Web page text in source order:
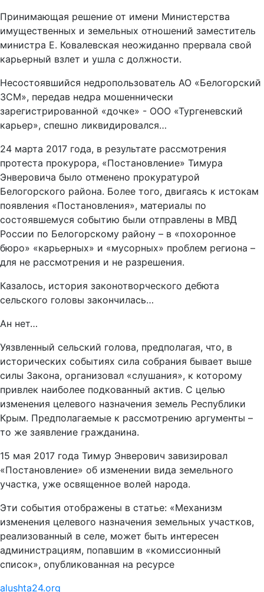
Принимающая решение от имени Министерства
имущественных и земельных отношений заместитель
министра Е. Ковалевская неожиданно прервала свой
карьерный взлет и ушла с должности.
Несостоявшийся недропользователь АО «Белогорский
ЗСМ», передав недра мошеннически
зарегистрированной «дочке» - ООО «Тургеневский
карьер», спешно ликвидировался…
24 марта 2017 года, в результате рассмотрения
протеста прокурора, «Постановление» Тимура
Энверовича было отменено прокуратурой
Белогорского района. Более того, двигаясь к истокам
появления «Постановления», материалы по
состоявшемуся событию были отправлены в МВД
России по Белогорскому району – в «похоронное
бюро» «карьерных» и «мусорных» проблем региона –
для не рассмотрения и не разрешения.
Казалось, история законотворческого дебюта
сельского головы закончилась…
Ан нет…
Уязвленный сельский голова, предполагая, что, в
исторических событиях сила собрания бывает выше
силы Закона, организовал «слушания», к которому
привлек наиболее подкованный актив. С целью
изменения целевого назначения земель Республики
Крым. Предполагаемые к рассмотрению аргументы –
то же заявление гражданина.
15 мая 2017 года Тимур Энверович завизировал
«Постановление» об изменении вида земельного
участка, уже освященное волей народа.
Эти события отображены в статье: «Механизм
изменения целевого назначения земельных участков,
реализованный в селе, может быть интересен
администрациям, попавшим в «комиссионный
список», опубликованная на ресурсе
alushta24.org